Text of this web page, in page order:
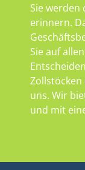
Sie werden
erinnern.
Sie auf
uns. Wir
und mit